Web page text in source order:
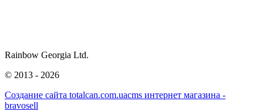
Rainbow Georgia Ltd.
© 2013 - 2026
Создание сайта totalcan.com.uacms интернет магазина -
bravosell